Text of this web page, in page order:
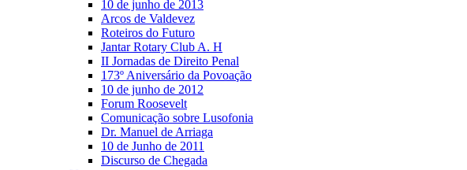
10 de junho de 2013
Arcos de Valdevez
Roteiros do Futuro
Jantar Rotary Club A. H
II Jornadas de Direito Penal
173º Aniversário da Povoação
10 de junho de 2012
Forum Roosevelt
Comunicação sobre Lusofonia
Dr. Manuel de Arriaga
10 de Junho de 2011
Discurso de Chegada